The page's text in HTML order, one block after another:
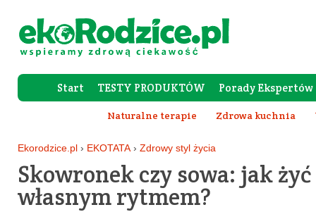
Start TESTY PRODUKTÓW Porady Ekspertów
Forum
Naturalne terapie Zdrowa kuchnia
Ekorodzice.pl › EKOTATA › Zdrowy styl życia
Skowronek czy sowa: jak
własnym rytmem?